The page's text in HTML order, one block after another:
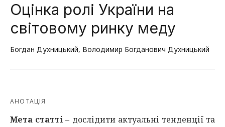
Оцінка ролі України на
світовому ринку меду
Богдан Духницький, Володимир Богданович Духницький
АНОТАЦІЯ
Мета статті – дослідити актуальні тенденції та